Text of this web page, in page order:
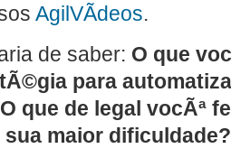
AgilVÃ­deos.
de saber: O que
para
que de legal vocÃª
maior dificuldade?